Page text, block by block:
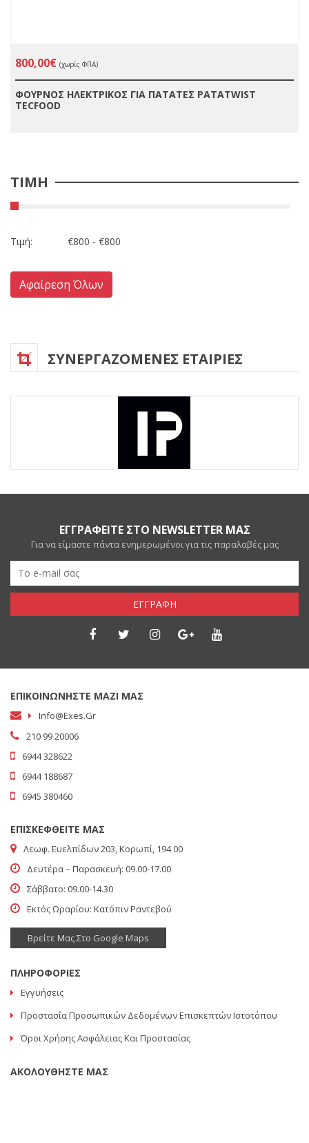
ΤΙΜΗ
Τιμή:
Αφαίρεση Όλων
800,00€ (χωρίς ΦΠΑ)
ΦΟΥΡΝΟΣ ΗΛΕΚΤΡΙΚΟΣ ΓΙΑ ΠΑΤΑΤΕΣ PATATWIST
TECFOOD
ΣΥΝΕΡΓΑΖΟΜΕΝΕΣ ΕΤΑΙΡΙΕΣ
ΕΓΓΡΑΦΕΙΤΕ ΣΤΟ NEWSLETTER ΜΑΣ
Για να είμαστε πάντα ενημερωμένοι για τις παραλαβές μας
ΕΓΓΡΑΦΗ
ΕΠΙΚΟΙΝΩΝΗΣΤΕ ΜΑΖΙ ΜΑΣ
Info@exes.gr
210 99 20006
6944 328622
6944 188687
6945 380460
ΕΠΙΣΚΕΦΘΕΙΤΕ ΜΑΣ
Λεωφ. Ευελπίδων 203, Κορωπί, 194 00
Δευτέρα – Παρασκευή: 09.00-17.00
Σάββατο: 09.00-14.30
Εκτός Ωραρίου: Κατόπιν Ραντεβού
Βρείτε Μας Στο Google Maps
ΠΛΗΡΟΦΟΡΙΕΣ
Εγγυήσεις
Προστασία Προσωπικών Δεδομένων Επισκεπτών Ιστοτόπου
Όροι Χρήσης Ασφάλειας Και Προστασίας
ΑΚΟΛΟΥΘΗΣΤΕ ΜΑΣ